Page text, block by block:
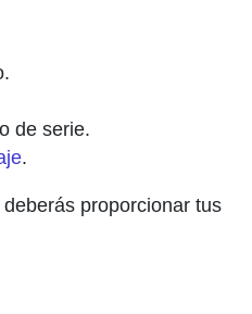
de serie.
.
proporcionar tus